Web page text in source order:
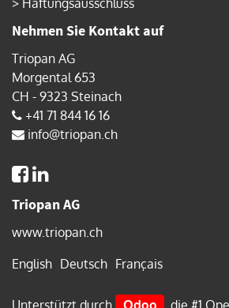
> Haftungsausschluss
Nehmen Sie Kontakt auf
Triopan AG
Morgental 653
CH - 9323 Steinach
+41 71 844 16 16
info@triopan.ch
Triopan AG
www.triopan.ch
English Deutsch Français
Unterstützt durch Odoo , die #1